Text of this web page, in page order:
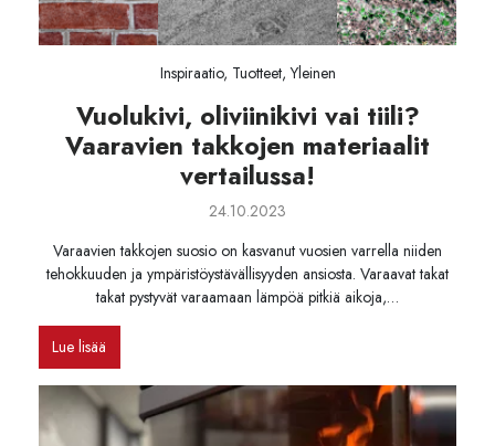
Inspiraatio, Tuotteet, Yleinen
Vuolukivi, oliviinikivi vai tiili?
Vaaravien takkojen materiaalit
vertailussa!
24.10.2023
Varaavien takkojen suosio on kasvanut vuosien varrella niiden
tehokkuuden ja ympäristöystävällisyyden ansiosta. Varaavat takat
takat pystyvät varaamaan lämpöä pitkiä aikoja,…
Lue lisää